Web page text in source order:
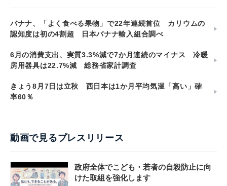
バナナ、「よく食べる果物」で22年連続首位 カリウムの
認知度は初の4割超 日本バナナ輸入組合調べ
6月の消費支出、実質3.3%減で7か月連続のマイナス 冷暖
房用器具は22.7%減 総務省家計調査
きょう8月7日は立秋 西日本は1か月平均気温「高い」確
率60％
動画で見るプレスリリース
政府全体でこども・若者の自殺防止に向
けた取組を強化します